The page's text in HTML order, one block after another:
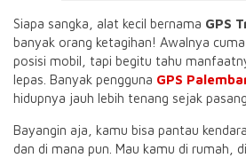
Siapa sangka, alat kecil bernama GPS
banyak orang ketagihan! Awalnya
posisi mobil, tapi begitu tahu
lepas. Banyak pengguna GPS
hidupnya jauh lebih tenang sejak
Bayangin aja, kamu bisa pantau
dan di mana pun. Mau kamu di rumah,